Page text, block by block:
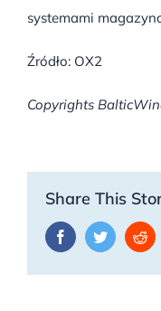
systemami
Źródło: OX2
Copyrights
Share This
FacebookTwitter